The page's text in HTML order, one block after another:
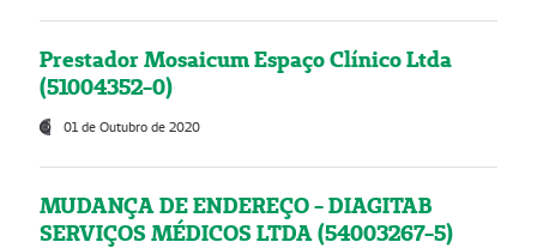
Prestador Mosaicum Espaço Clínico Ltda
(51004352-0)
01 de Outubro de 2020
MUDANÇA DE ENDEREÇO - DIAGITAB
SERVIÇOS MÉDICOS LTDA (54003267-5)